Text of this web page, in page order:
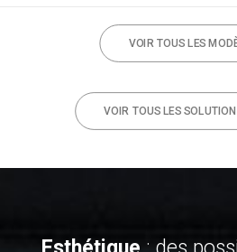
VOIR TOUS LES
VOIR TOUS LES